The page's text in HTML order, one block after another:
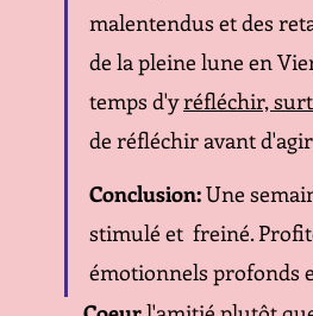
malentendus et des
de la pleine lune en
temps d'y réfléchir,
de réfléchir avant d'agir
Conclusion: Une
stimulé et  freiné.
émotionnels profonds